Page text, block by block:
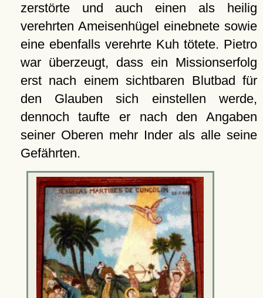
zerstörte und auch einen als heilig
verehrten Ameisenhügel einebnete sowie
eine ebenfalls verehrte Kuh tötete. Pietro
war überzeugt, dass ein Missionserfolg
erst nach einem sichtbaren Blutbad für
den Glauben sich einstellen werde,
dennoch taufte er nach den Angaben
seiner Oberen mehr Inder als alle seine
Gefährten.